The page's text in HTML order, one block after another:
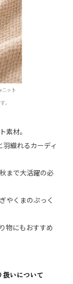
素材。
織れるカーディ
まで大活躍の必
やくまのぷっく
物にもおすすめ
扱いについて